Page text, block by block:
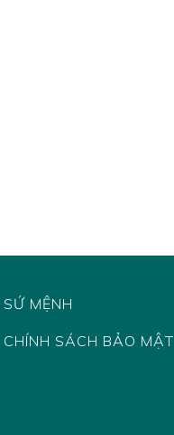
SỨ MỆNH
CHÍNH SÁCH BẢO MẬT